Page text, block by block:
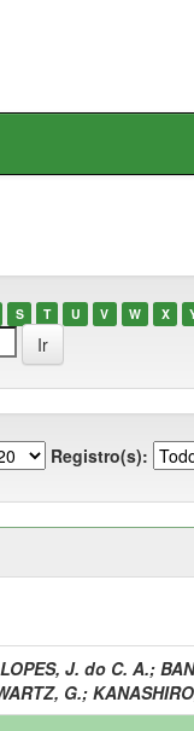
S T U V W X
Registro(s):
LOPES, J. do C. A.;
G.;